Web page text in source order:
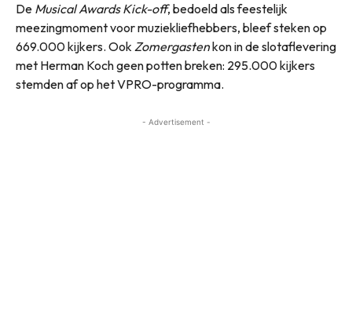
De Musical Awards Kick-off, bedoeld als feestelijk
meezingmoment voor muziekliefhebbers, bleef steken op
669.000 kijkers. OokZomergastenkon in de slotaflevering
met Herman Koch geen potten breken: 295.000 kijkers
stemden af op het VPRO-programma.
- Advertisement -